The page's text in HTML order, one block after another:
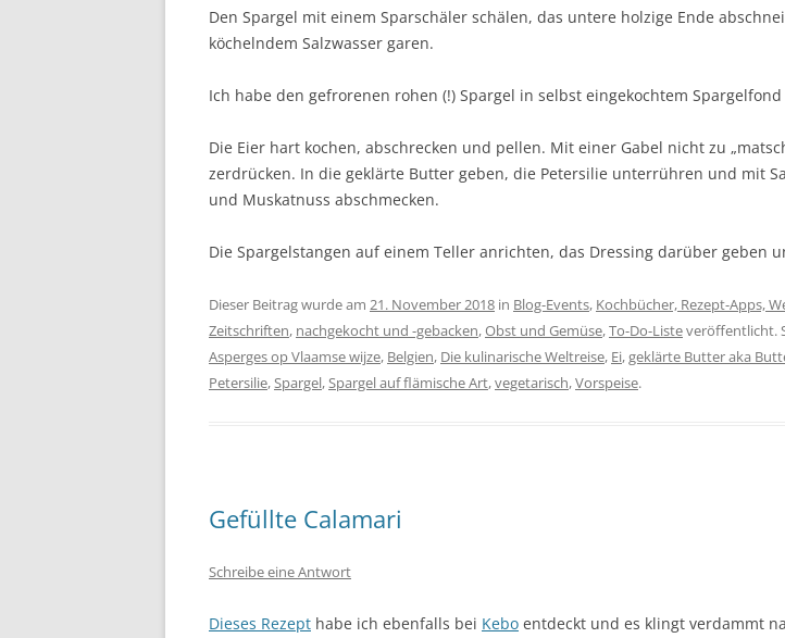
Den Spargel mit einem Sparschäler schälen, das untere holzige Ende
köchelndem Salzwasser garen.
Ich habe den gefrorenen rohen (!) Spargel in selbst eingekochtem Spargelfond
Die Eier hart kochen, abschrecken und pellen. Mit einer Gabel nicht zu
zerdrücken. In die geklärte Butter geben, die Petersilie unterrühren und mit
und Muskatnuss abschmecken.
Die Spargelstangen auf einem Teller anrichten, das Dressing darüber geben
Dieser Beitrag wurde am 21. November 2018 in Blog-Events, Kochbücher, Rezept-Apps,
Zeitschriften, nachgekocht und -gebacken,Obst und Gemüse,To-Do-Listeveröffentlicht.
Asperges op Vlaamse wijze, Belgien, Die kulinarische Weltreise, Ei,geklärte Butter aka
Petersilie,Spargel,Spargel auf flämische Art,vegetarisch,Vorspeise.
Gefüllte Calamari
Schreibe eine Antwort
Dieses Rezept habe ich ebenfalls bei Kebo entdeckt und es klingt verdammt